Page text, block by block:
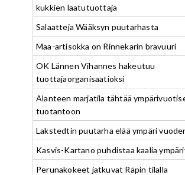
kukkien laatutuottaja
Salaatteja Wääksyn puutarhasta
Maa-artisokka on Rinnekarin bravuuri
OK Lännen Vihannes hakeutuu
tuottajaorganisaatioksi
Alanteen marjatila tähtää
tuotantoon
Lakstedtin puutarha elää ympäri
Kasvis-Kartano puhdistaa kaalia
Perunakokeet jatkuvat Räpin tilalla